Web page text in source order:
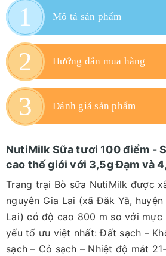
Mô tả sản phẩm
Hướng dẫn mua hàng
Đánh giá sản phẩm
NutiMilk Sữa tươi 100 điểm -
cao thế giới với 3,5g Đạm và
Trang trại Bò sữa NutiMilk được
nguyên Gia Lai (xã Đăk Yă,
Lai) có độ cao 800 m so với mực
yếu tố ưu việt nhất: Đất sạch –
sạch – Cỏ sạch – Nhiệt độ mát